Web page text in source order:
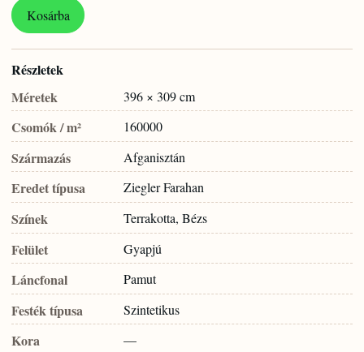
Kosárba
Részletek
Méretek
396 × 309 cm
Csomók / m² 160000
Származás Afganisztán
Eredet típusa Ziegler Farahan
Színek Terrakotta, Bézs
Felület Gyapjú
Láncfonal Pamut
Festék típusa Szintetikus
Kora —